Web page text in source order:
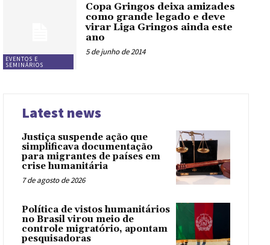
EVENTOS E
SEMINÁRIOS
Copa Gringos deixa amizades
como grande legado e deve
virar Liga Gringos ainda este
ano
5 de junho de 2014
Latest news
Justiça suspende ação que
simplificava documentação
para migrantes de países em
crise humanitária
7 de agosto de 2026
Política de vistos humanitários
no Brasil virou meio de
controle migratório, apontam
pesquisadoras